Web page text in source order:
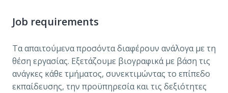
Job requirements
Τα απαιτούμενα προσόντα διαφέρουν ανάλογα με τη
θέση εργασίας. Εξετάζουμε βιογραφικά με βάση τις
ανάγκες κάθε τμήματος, συνεκτιμώντας το επίπεδο
εκπαίδευσης, την προϋπηρεσία και τις δεξιότητες